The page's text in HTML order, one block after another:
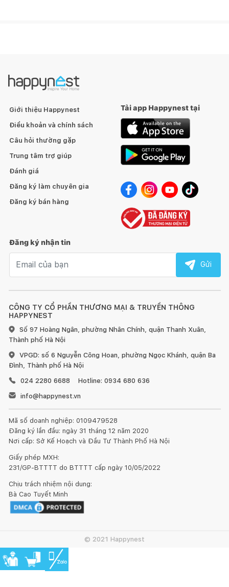
CÔNG DỤNG:
- Ghế sofa tạo sự ấm áp, thân thiện, là điểm nhấn cho phòng
khách
người dùng sau những giờ làm việc căng thẳng
- Sofa bed là nơi gia đình tụ họp, và là nơi trang trọng để tiếp
- Với thiết kế 3 khớp: dựa lưng, ngã lưng và khớp nằm, chiếc
gian
MẸO QUAN TRỌNG:
- Hãy để lại vài lời đánh giá chân thành về chất lượng sản
phẩm/dịch vụ để được nhận thêm ƯU ĐÃI.
- Sản phẩm cồng kềnh, thời gian giao hàng: 3-7 ngày trong giờ
hành chính & không giao hàng ngày chủ nhật
CÔNG TY CỔ PHẦN THƯƠNG MẠI & TRUYỀN THÔNG
HAPPYNEST
Số 97 Hoàng Ngân, phường Nhân Chính, quận Thanh Xuân,
Thành phố Hà Nội
VPGD: số 6 Nguyễn Công Hoan, phường Ngọc Khánh, quận Ba
Đình, Thành phố Hà Nội
024 2280 6688
Hotline: 0934 680 636
info@happynest.vn
Mã số doanh nghiệp: 0109479528
Đăng ký lần đầu: ngày 31 tháng 12 năm 2020
Nơi cấp: Sở Kế Hoạch và Đầu Tư Thành Phố Hà Nội
Giấy phép MXH:
231/GP-BTTTT do BTTTT cấp ngày 10/05/2022
Chịu trách nhiệm nội dung:
Bà Cao Tuyết Minh
Giới thiệu Happynest
Điều khoản và chính sách
Câu hỏi thường gặp
Trung tâm trợ giúp
Đánh giá
Đăng ký làm chuyên gia
Đăng ký bán hàng
Tải app Happynest tại
Đăng ký nhận tin
Gửi
© 2021 Happynest